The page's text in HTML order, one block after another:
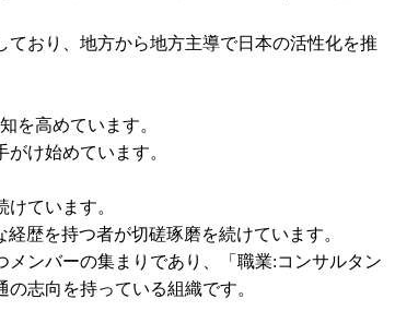
おり、地方から地方主導で日本の活性化を推
を高めています。
け始めています。
ています。
歴を持つ者が切磋琢磨を続けています。
ンバーの集まりであり、「職業:コンサルタン
志向を持っている組織です。